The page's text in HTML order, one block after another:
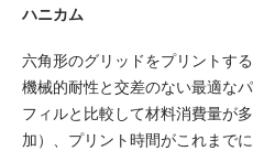
ハニカム
六角形のグリッドをプリントす
機械的耐性と交差のない最適な
フィルと比較して材料消費量が
加）、プリント時間がこれまで